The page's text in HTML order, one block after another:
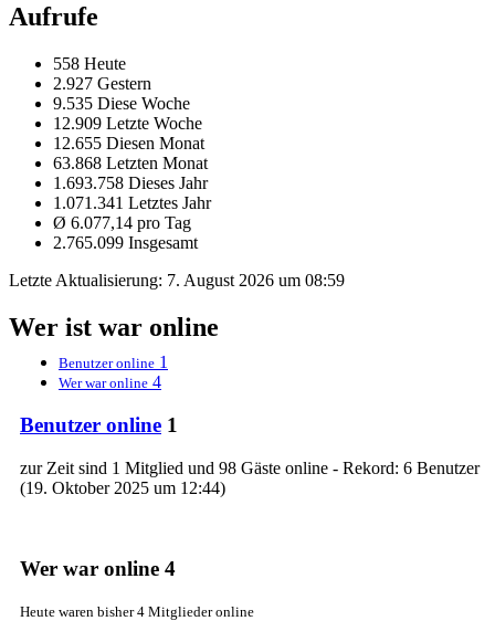
Aufrufe
558 Heute
2.927 Gestern
9.535 Diese Woche
12.909 Letzte Woche
12.655 Diesen Monat
63.868 Letzten Monat
1.693.758 Dieses Jahr
1.071.341 Letztes Jahr
Ø 6.077,14 pro Tag
2.765.099 Insgesamt
Letzte Aktualisierung: 7. August 2026 um 08:59
Wer ist war online
Benutzer online 1
Wer war online 4
Benutzer online 1
zur Zeit sind 1 Mitglied und 98 Gäste online - Rekord: 6 Benutzer
(19. Oktober 2025 um 12:44)
Wer war online 4
Heute waren bisher 4 Mitglieder online